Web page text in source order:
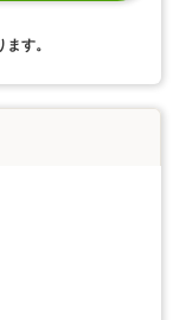
す。